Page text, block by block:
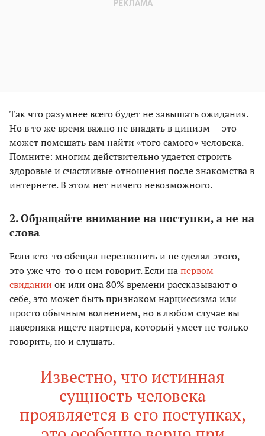
Так что разумнее всего будет не завышать ожидания.
Но в то же время важно не впадать в цинизм — это
может помешать вам найти «того самого» человека.
Помните: многим действительно удается строить
здоровые и счастливые отношения после знакомства в
интернете. В этом нет ничего невозможного.
2. Обращайте внимание на поступки, а не на
слова
Если кто-то обещал перезвонить и не сделал этого,
это уже что-то о нем говорит. Если напервом
свидании он или она 80% времени рассказывают о
себе, это может быть признаком нарциссизма или
просто обычным волнением, но в любом случае вы
наверняка ищете партнера, который умеет не только
говорить, но и слушать.
Известно, что истинная
сущность человека
проявляется в его поступках,